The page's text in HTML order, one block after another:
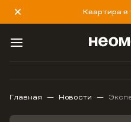
Квартира в
8 800
Главная Новости